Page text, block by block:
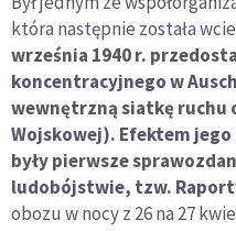
która następnie została
września 1940 r.
koncentracyjnego w
wewnętrzną siatkę ruchu
Wojskowej). Efektem
były pierwsze
ludobójstwie, tzw.
obozu w nocy z 26 na 27